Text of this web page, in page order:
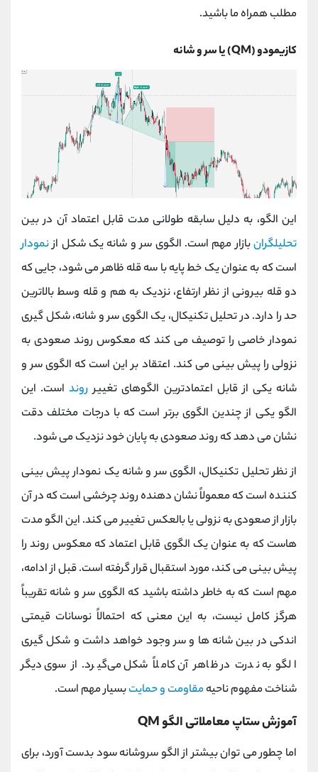
مطلب همراه ما باشید.
کازیمودو (QM) یا سر و شانه
این الگو، به دلیل سابقه طولانی مدت قابل اعتماد آن در بین
تحلیلگرانبازار مهم است. الگوی سر و شانه یک شکل ازنمودار
است که به عنوان یک خط پایه با سه قله ظاهر می شود، جایی که
دو قله بیرونی از نظر ارتفاع، نزدیک به هم و قله وسط بالاترین
حد را دارد. در تحلیل تکنیکال، یک الگوی سر و شانه، شکل‌ گیری
نمودار خاصی را توصیف می‌ کند که معکوس روند صعودی به
نزولی را پیش‌ بینی می‌ کند. اعتقاد بر این است که الگوی سر و
شانه یکی از قابل اعتمادترین الگوهای تغییر رونداست. این
الگو یکی از چندین الگوی برتر است که با درجات مختلف دقت
نشان می دهد که روند صعودی به پایان خود نزدیک می شود.
از نظر تحلیل تکنیکال، الگوی سر و شانه یک نمودار پیش‌ بینی‌
کننده است که معمولاً نشان ‌دهنده روند چرخشی است که در آن
بازار از صعودی به نزولی یا بالعکس تغییر می‌ کند. این الگو مدت
هاست که به عنوان یک الگوی قابل اعتماد که معکوس روند را
پیش بینی می کند، مورد استقبال قرار گرفته است. قبل از ادامه،
مهم است که به خاطر داشته باشید که الگوی سر و شانه تقریباً
هرگز کامل نیست، به این معنی که احتمالاً نوسانات قیمتی
اندکی در بین شانه‌ ها و سر وجود خواهد داشت و شکل‌ گیری
الگو به ندرت در ظاهر آن کاملاً شکل می‌گیرد. از سوی دیگر
شناخت مفهوم ناحیهمقاومت و حمایتبسیار مهم است.
آموزش ستاپ معاملاتی الگوQM
اما چطور می توان بیشتر از الگو سروشانه سود بدست آورد، برای